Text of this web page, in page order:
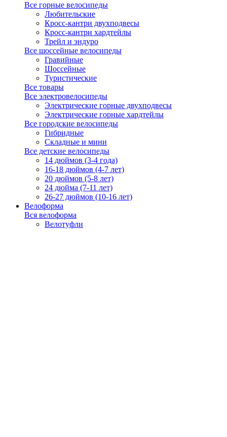
Все горные велосипеды
Любительские
Кросс-кантри двухподвесы
Кросс-кантри хардтейлы
Трейл и эндуро
Все шоссейные велосипеды
Гравийные
Шоссейные
Туристические
Все товары
Все электровелосипеды
Электрические горные двухподвесы
Электрические горные хардтейлы
Все городские велосипеды
Гибридные
Складные и мини
Все детские велосипеды
14 дюймов (3-4 года)
16-18 дюймов (4-7 лет)
20 дюймов (5-8 лет)
24 дюйма (7-11 лет)
26-27 дюймов (10-16 лет)
Велоформа
Вся велоформа
Велотуфли